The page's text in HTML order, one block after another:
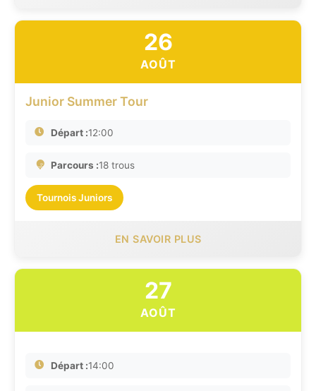
26
AOÛT
Junior Summer Tour
Départ :12:00
Parcours :18 trous
Tournois Juniors
EN SAVOIR PLUS
27
AOÛT
Départ :14:00